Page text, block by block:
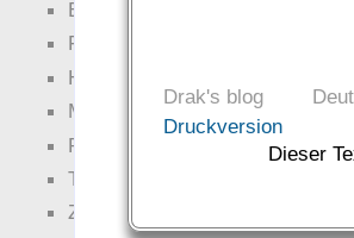
Drak's blog
Druckversion
Dieser
EWS-X
Freihändler
Hinter der Welt
Magie
RaumZeit
Technophob
Zettel-RPG